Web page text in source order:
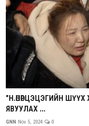
"Н.ӨНӨРЦЭЦЭГИЙН
ЯВУУЛАХ ...
GNN Nov 5, 2024 0